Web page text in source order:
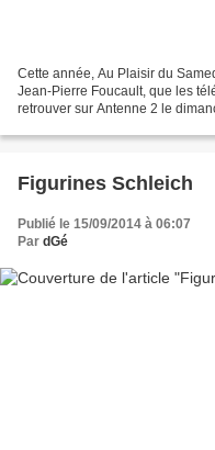
Cette année, Au Plaisir du
Jean-Pierre Foucault, que les
retrouver sur Antenne 2 le
Figurines Schleich
Publié le 15/09/2014 à 06:07
Par dGé